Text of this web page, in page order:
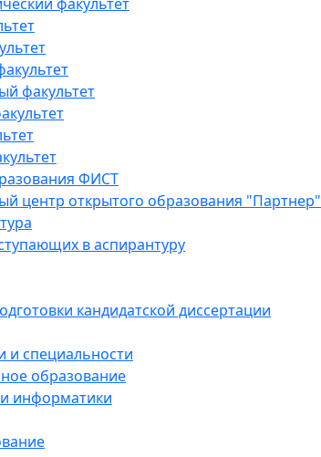
факультет
ФИСТ
центр открытого образования "Партнер"
в аспирантуру
кандидатской диссертации
и специальности
образование
информатики